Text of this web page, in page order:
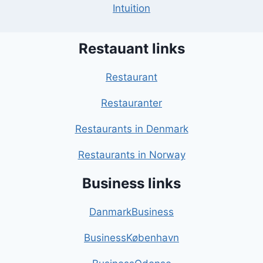
Intuition
Restauant links
Restaurant
Restauranter
Restaurants in Denmark
Restaurants in Norway
Business links
DanmarkBusiness
BusinessKøbenhavn